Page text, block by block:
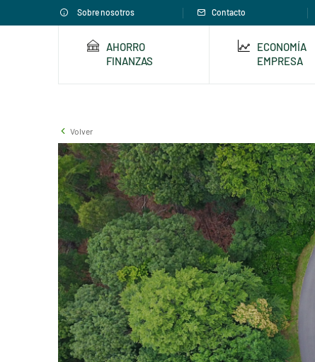
Sobre nosotros Contacto
AHORRO
FINANZAS
ECONOMÍA
EMPRESA
Volver